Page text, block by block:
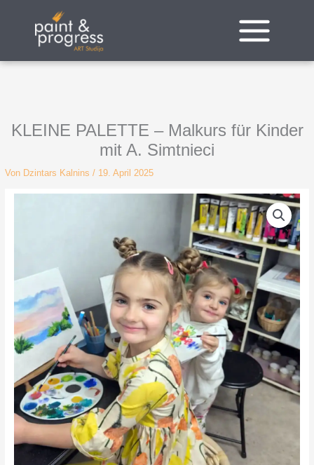
KLEINE PALETTE – Malkurs für Kinder
mit A. Simtnieci
Von Dzintars Kalnins / 19. April 2025